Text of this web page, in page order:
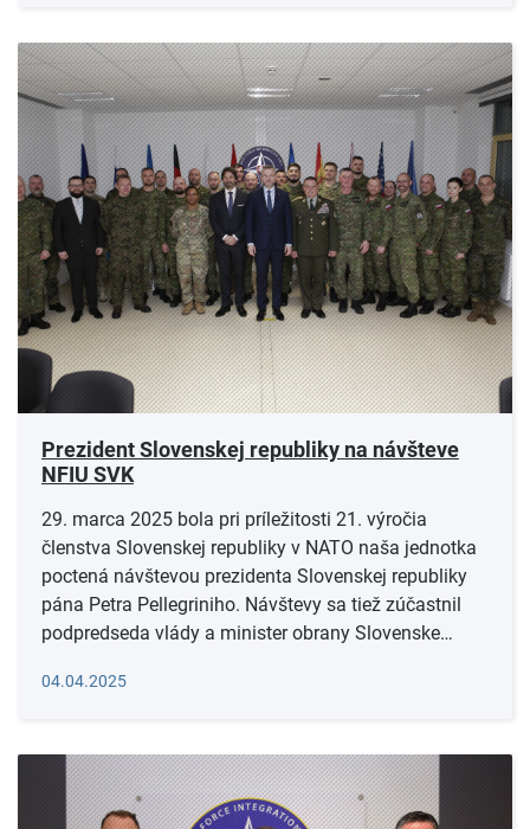
Prezident Slovenskej republiky na návšteve
NFIU SVK
29. marca 2025 bola pri príležitosti 21. výročia
členstva Slovenskej republiky v NATO naša jednotka
poctená návštevou prezidenta Slovenskej republiky
pána Petra Pellegriniho. Návštevy sa tiež zúčastnil
podpredseda vlády a minister obrany Slovenske…
04.04.2025Čítať viac